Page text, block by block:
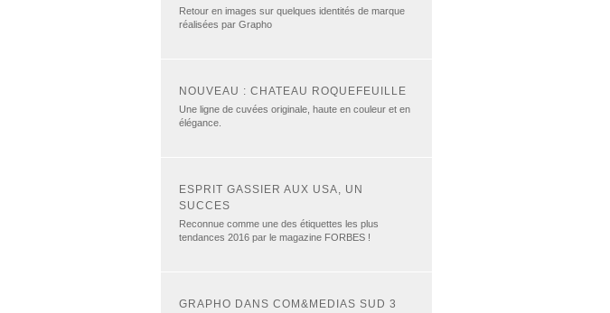
Retour en images sur quelques identités de marque
réalisées par Grapho
NOUVEAU : CHATEAU ROQUEFEUILLE
Une ligne de cuvées originale, haute en couleur et en
élégance.
ESPRIT GASSIER AUX USA, UN
SUCCES
Reconnue comme une des étiquettes les plus
tendances 2016 par le magazine FORBES !
GRAPHO DANS COM&MEDIAS SUD 3